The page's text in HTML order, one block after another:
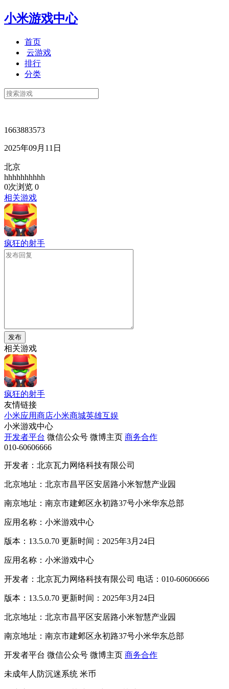
小米游戏中心
首页
云游戏
排行
分类
1663883573
2025年09月11日
北京
hhhhhhhhhh
0次浏览 0
相关游戏
疯狂的射手
发布
相关游戏
疯狂的射手
友情链接
小米应用商店小米商城英雄互娱
小米游戏中心
开发者平台 微信公众号 微博主页 商务合作
010-60606666
开发者：北京瓦力网络科技有限公司
北京地址：北京市昌平区安居路小米智慧产业园
南京地址：南京市建邺区永初路37号小米华东总部
应用名称：小米游戏中心
版本：13.5.0.70 更新时间：2025年3月24日
应用名称：小米游戏中心
开发者：北京瓦力网络科技有限公司 电话：010-60606666
版本：13.5.0.70 更新时间：2025年3月24日
北京地址：北京市昌平区安居路小米智慧产业园
南京地址：南京市建邺区永初路37号小米华东总部
开发者平台 微信公众号 微博主页 商务合作
未成年人防沉迷系统 米币